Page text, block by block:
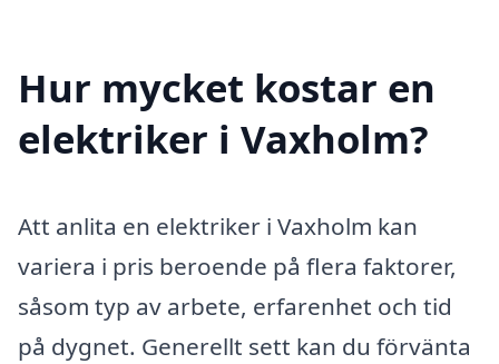
Hur mycket kostar en
elektriker i Vaxholm?
Att anlita en elektriker i Vaxholm kan
variera i pris beroende på flera faktorer,
såsom typ av arbete, erfarenhet och tid
på dygnet. Generellt sett kan du förvänta